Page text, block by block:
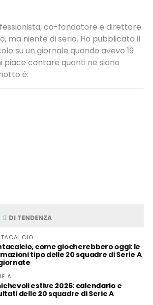
co-fondatore e direttore
ma niente di serio. Ho pubblicato il
su un giornale quando avevo 19
piace contare quanti ne siano
é:
DI TENDENZA
come giocherebbero oggi: le
tipo delle 20 squadre di Serie A
A
estive 2026: calendario e
delle 20 squadre di Serie A